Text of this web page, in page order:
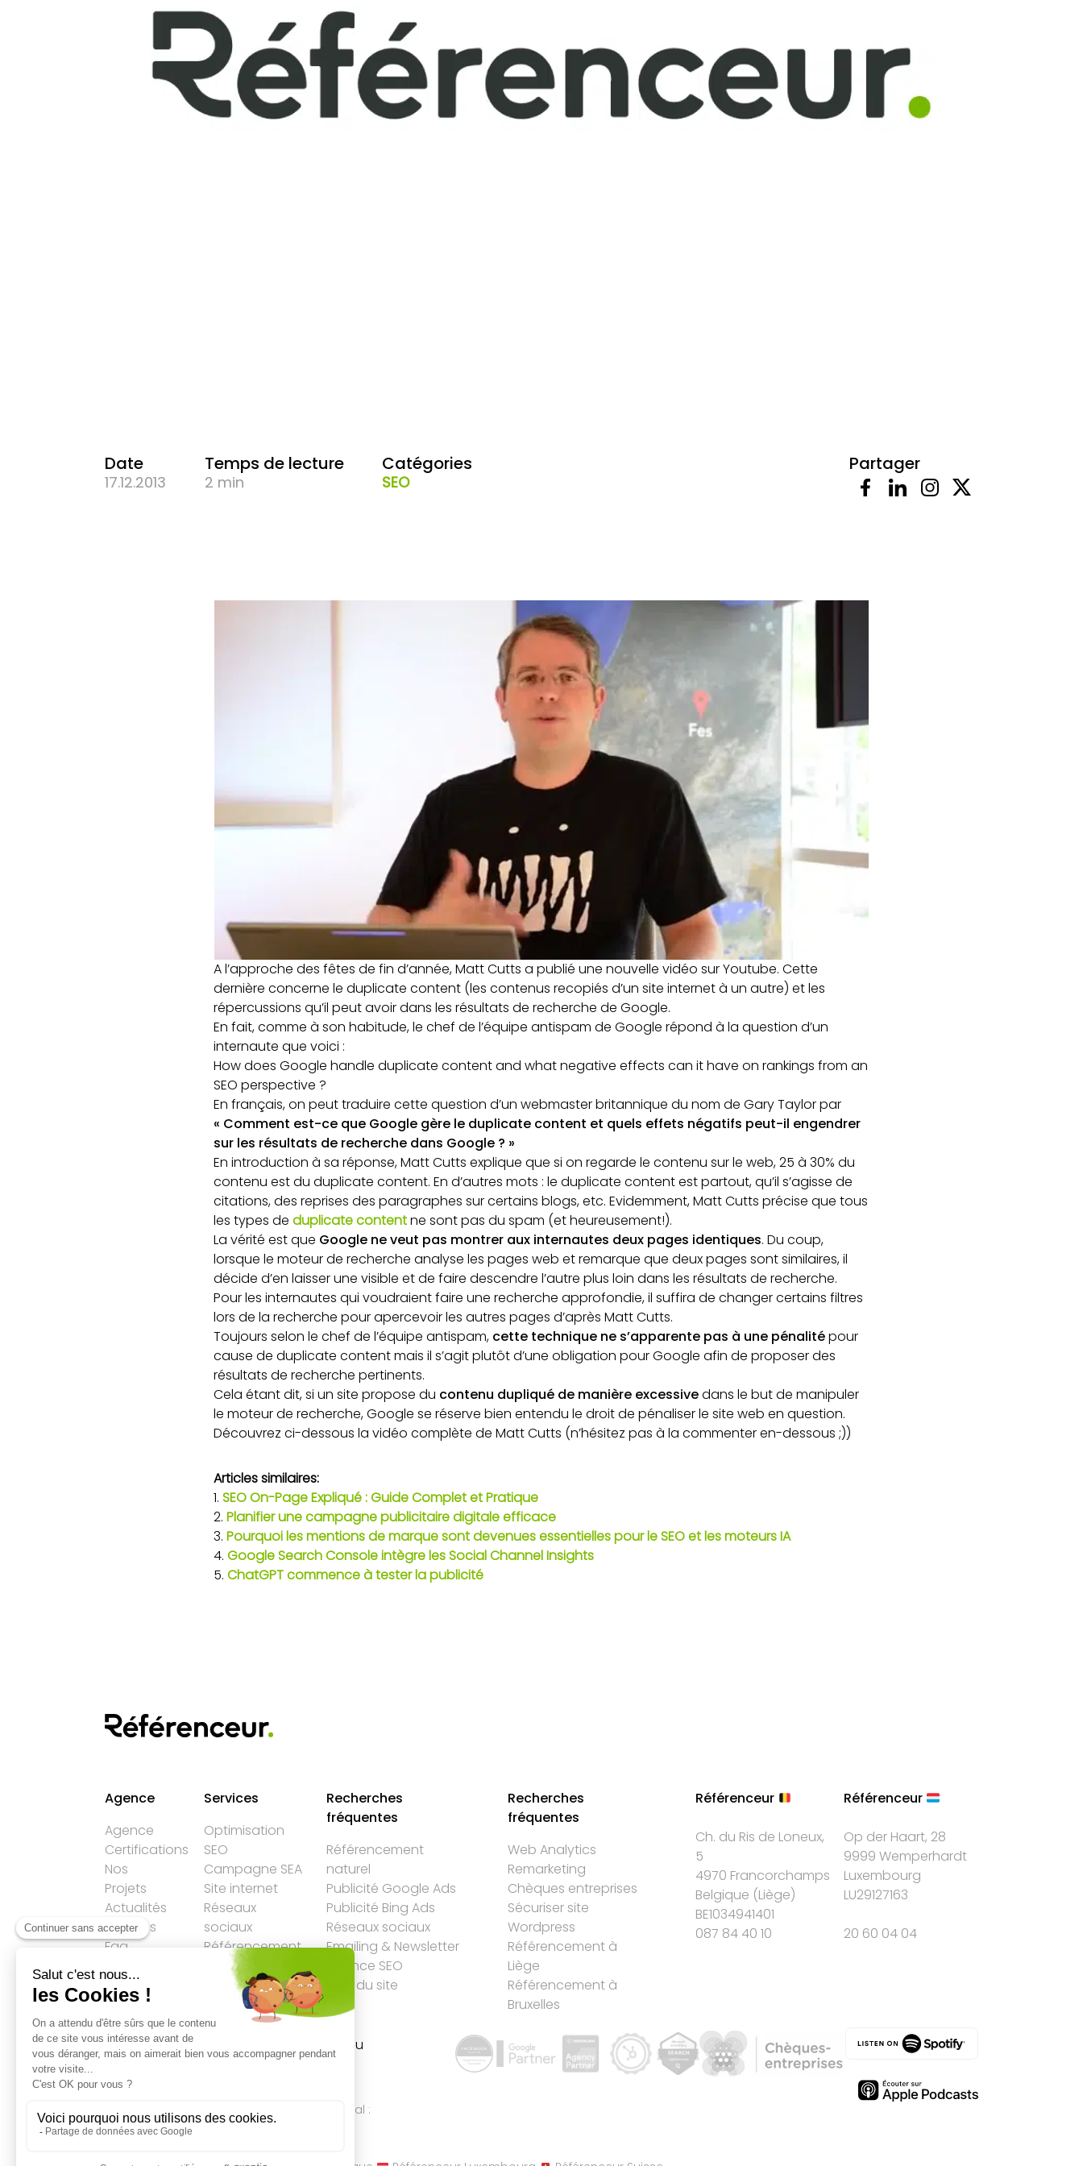
Date
17.12.2013
Temps de lecture
2 min
Catégories
SEO
Partager
A l’approche des fêtes de fin d’année, Matt Cutts a publié une nouvelle vidéo sur Youtube. Cette
dernière concerne le duplicate content (les contenus recopiés d’un site internet à un autre) et les
répercussions qu’il peut avoir dans les résultats de recherche de Google.
En fait, comme à son habitude, le chef de l’équipe antispam de Google répond à la question d’un
internaute que voici :
How does Google handle duplicate content and what negative effects can it have on rankings from an
SEO perspective ?
En français, on peut traduire cette question d’un webmaster britannique du nom de Gary Taylor par
« Comment est-ce que Google gère le duplicate content et quels effets négatifs peut-il engendrer
sur les résultats de recherche dans Google ? »
En introduction à sa réponse, Matt Cutts explique que si on regarde le contenu sur le web, 25 à 30% du
contenu est du duplicate content. En d’autres mots : le duplicate content est partout, qu’il s’agisse de
citations, des reprises des paragraphes sur certains blogs, etc. Evidemment, Matt Cutts précise que tous
les types deduplicate contentne sont pas du spam (et heureusement!).
La vérité est que Google ne veut pas montrer aux internautes deux pages identiques. Du coup,
lorsque le moteur de recherche analyse les pages web et remarque que deux pages sont similaires, il
décide d’en laisser une visible et de faire descendre l’autre plus loin dans les résultats de recherche.
Pour les internautes qui voudraient faire une recherche approfondie, il suffira de changer certains filtres
lors de la recherche pour apercevoir les autres pages d’après Matt Cutts.
Toujours selon le chef de l’équipe antispam, cette technique ne s’apparente pas à une pénalitépour
cause de duplicate content mais il s’agit plutôt d’une obligation pour Google afin de proposer des
résultats de recherche pertinents.
Cela étant dit, si un site propose du contenu dupliqué de manière excessivedans le but de manipuler
le moteur de recherche, Google se réserve bien entendu le droit de pénaliser le site web en question.
Découvrez ci-dessous la vidéo complète de Matt Cutts (n’hésitez pas à la commenter en-dessous ;))
Articles similaires:
SEO On-Page Expliqué : Guide Complet et Pratique
Planifier une campagne publicitaire digitale efficace
Pourquoi les mentions de marque sont devenues essentielles pour le SEO et les moteurs IA
Google Search Console intègre les Social Channel Insights
ChatGPT commence à tester la publicité
Agence
Agence
Certifications
Nos
Projets
Actualités
Services
Faq
Services
Optimisation
SEO
Campagne SEA
Site internet
Réseaux
sociaux
Référencement
Recherches
fréquentes
Référencement
naturel
Publicité Google Ads
Publicité Bing Ads
Réseaux sociaux
Emailing & Newsletter
Agence SEO
Plan du site
Recherches
fréquentes
Web Analytics
Remarketing
Chèques entreprises
Sécuriser site
Wordpress
Référencement à
Liège
Référencement à
Bruxelles
Référenceur
Ch. du Ris de Loneux,
5
4970 Francorchamps
Belgique (Liège)
BE1034941401
087 84 40 10
Référenceur
Op der Haart, 28
9999 Wemperhardt
Luxembourg
LU29127163
20 60 04 04
Accueil→SEO
Matt Cutts : 25 à 30% du
web est du Duplicate Content (et c’est
normal)
Qualité des campagnes en
marketing digital :
4.7/5 étoiles sur107clients